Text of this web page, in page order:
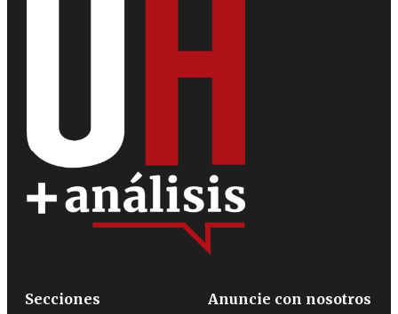
Secciones
Anuncie con nosotros